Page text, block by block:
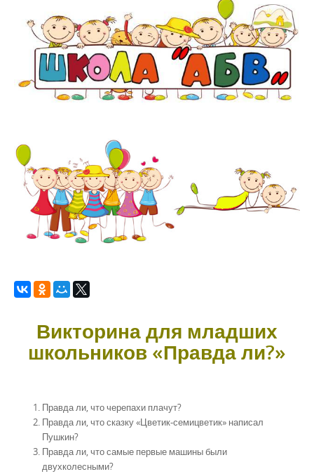
Викторина для младших
школьников «Правда ли?»
Правда ли, что черепахи плачут?
Правда ли, что сказку «Цветик-семицветик» написал
Пушкин?
Правда ли, что самые первые машины были
двухколесными?